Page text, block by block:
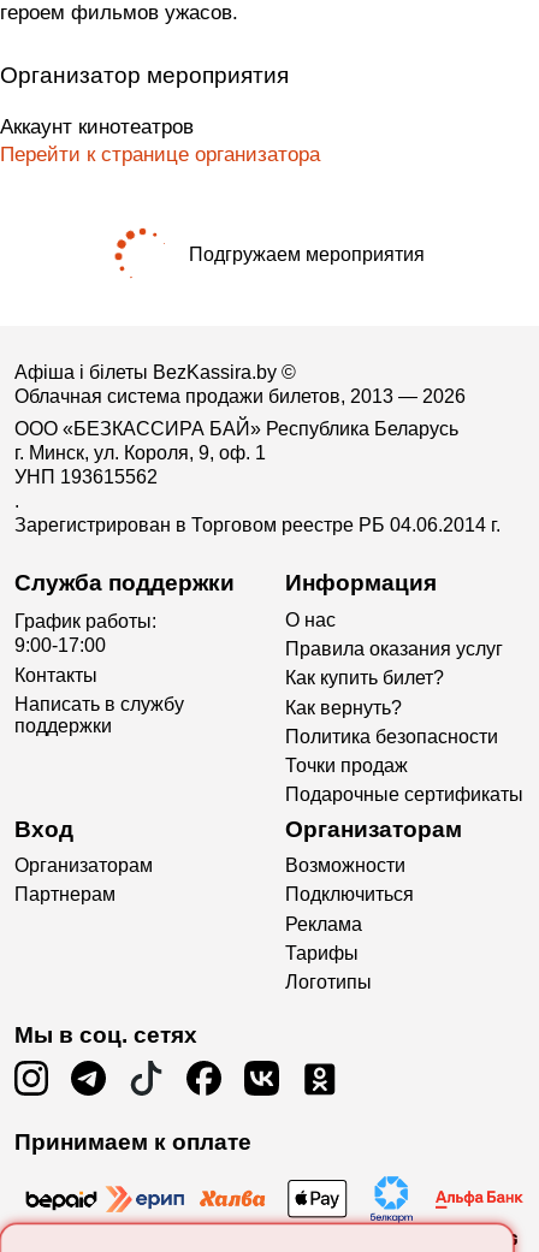
героем фильмов ужасов.
Организатор мероприятия
Аккаунт кинотеатров
Перейти к странице организатора
Подгружаем мероприятия
Афіша і білеты BezKassira.by ©
Облачная система продажи билетов, 2013 — 2026
ООО «БЕЗКАССИРА БАЙ» Республика Беларусь
г. Минск, ул. Короля, 9, оф. 1
УНП 193615562
.
Зарегистрирован в Торговом реестре РБ 04.06.2014 г.
Служба поддержки
График работы:
9:00-17:00
Контакты
Написать в службу
поддержки
Информация
О нас
Правила оказания услуг
Как купить билет?
Как вернуть?
Политика безопасности
Точки продаж
Подарочные сертификаты
Вход
Организаторам
Партнерам
Организаторам
Возможности
Подключиться
Реклама
Тарифы
Логотипы
Мы в соц. сетях
Принимаем к оплате